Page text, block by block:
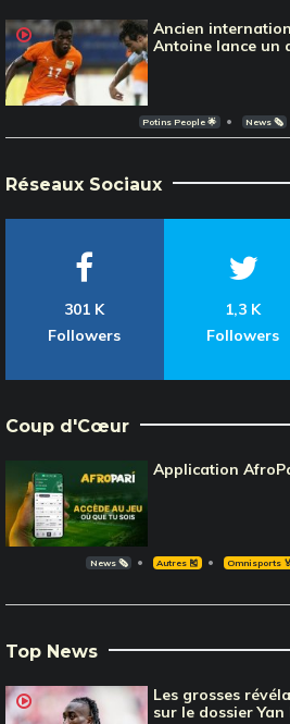
Ancien
Antoine lance un
Potins People 🌟 News 🗞️
Réseaux Sociaux
301 K
Followers
1,3 K
Followers
Coup d'Cœur
Application
News 🗞️ Autres 🎽 Omnisports 🏅
Top News
Les grosses
sur le dossier